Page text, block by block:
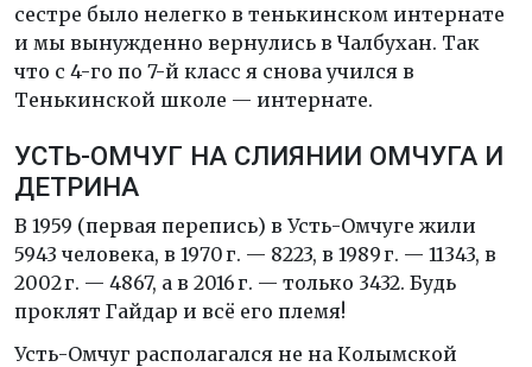
сестре было нелегко в тенькинском интернате
и мы вынужденно вернулись в Чалбухан. Так
что с 4-го по 7-й класс я снова учился в
Тенькинской школе — интернате.
УСТЬ-ОМЧУГ НА СЛИЯНИИ ОМЧУГА И
ДЕТРИНА
В 1959 (первая перепись) в Усть-Омчуге жили
5943 человека, в 1970 г. — 8223, в 1989 г. — 11343, в
2002 г. — 4867, а в 2016 г. — только 3432. Будь
проклят Гайдар и всё его племя!
Усть-Омчуг располагался не на Колымской